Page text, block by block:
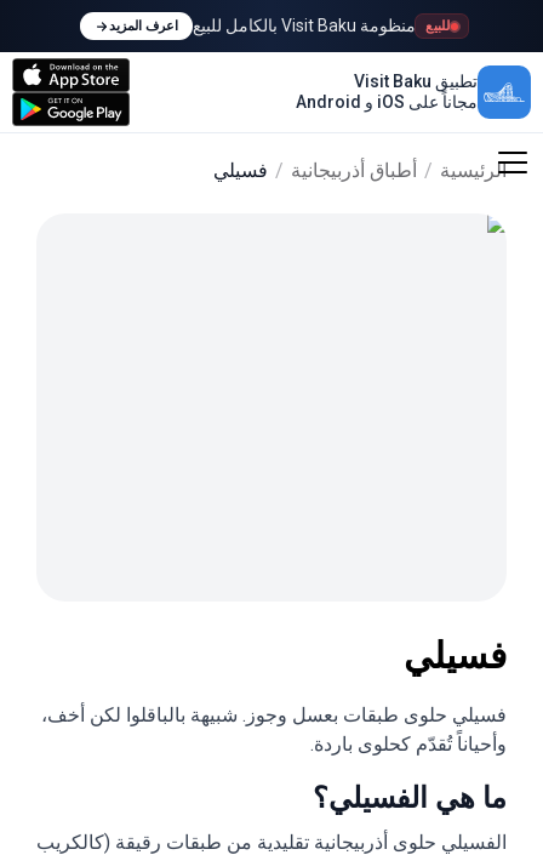
للبيع منظومة Visit Baku بالكامل للبيع اعرف المزيد
تطبيق Visit Baku
مجاناً على iOS و Android
الرئيسية / أطباق أذربيجانية / فسيلي
فسيلي
فسيلي حلوى طبقات بعسل وجوز. شبيهة بالباقلوا لكن أخف،
وأحياناً تُقدّم كحلوى باردة.
ما هي الفسيلي؟
الفسيلي حلوى أذربيجانية تقليدية من طبقات رقيقة (كالكريب